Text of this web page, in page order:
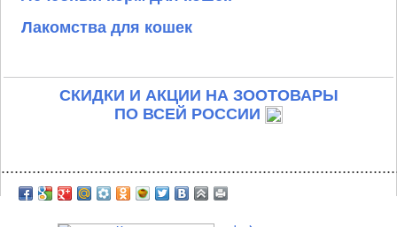
Лакомства для кошек
СКИДКИ И АКЦИИ НА ЗООТОВАРЫ
ПО ВСЕЙ РОССИИ